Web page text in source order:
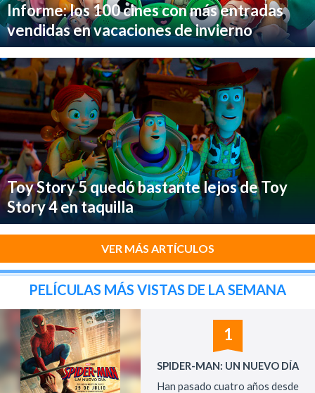
Informe: los 100 cines con más entradas
vendidas en vacaciones de invierno
Toy Story 5 quedó bastante lejos de Toy
Story 4 en taquilla
VER MÁS ARTÍCULOS
PELÍCULAS MÁS VISTAS DE LA SEMANA
1
SPIDER-MAN: UN NUEVO DÍA
Han pasado cuatro años desde